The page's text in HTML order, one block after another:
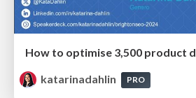
katarinadahlin
PRO